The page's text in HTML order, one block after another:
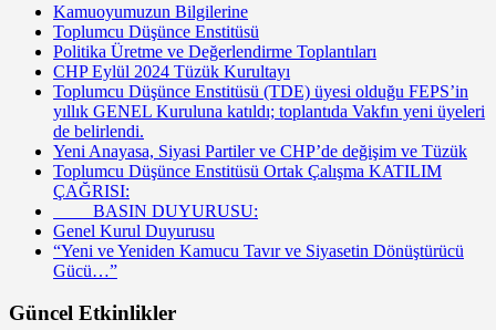
Kamuoyumuzun Bilgilerine
Toplumcu Düşünce Enstitüsü
Politika Üretme ve Değerlendirme Toplantıları
CHP Eylül 2024 Tüzük Kurultayı
Toplumcu Düşünce Enstitüsü (TDE) üyesi olduğu FEPS’in
yıllık GENEL Kuruluna katıldı; toplantıda Vakfın yeni üyeleri
de belirlendi.
Yeni Anayasa, Siyasi Partiler ve CHP’de değişim ve Tüzük
Toplumcu Düşünce Enstitüsü Ortak Çalışma KATILIM
ÇAĞRISI:
BASIN DUYURUSU:
Genel Kurul Duyurusu
“Yeni ve Yeniden Kamucu Tavır ve Siyasetin Dönüştürücü
Gücü…”
Güncel Etkinlikler